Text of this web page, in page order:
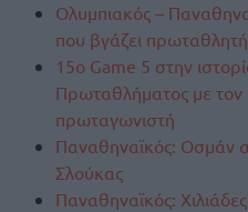
Ολυμπιακός –
που βγάζει πρωταθλητή
15ο Game 5 στην
Πρωταθλήματος με
πρωταγωνιστή
Παναθηναϊκός: Οσμάν
Σλούκας
Παναθηναϊκός: